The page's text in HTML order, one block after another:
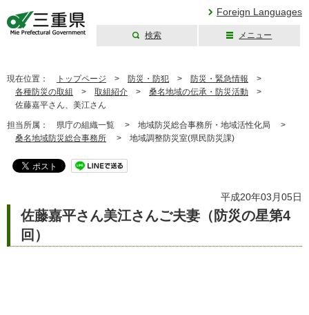
Foreign Languages
検索 メニュー
現在位置： トップページ > 防災・防犯 > 防災・緊急情報 >
各種防災の取組
> 取組紹介 > 桑名地域の伝承・防災活動 >
佐藤嘉平さん、美江さん
担当所属： 県庁の組織一覧 > 地域防災総合事務所・地域活性化局 >
桑名地域防災総合事務所 > 地域調整防災室(県民防災課)
平成20年03月05日
佐藤嘉平さん美江さんご夫妻（防災の星第4
回）